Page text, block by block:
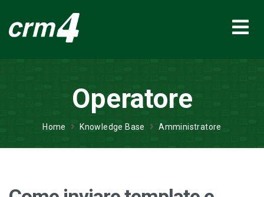
Operatore
Home Knowledge Base Amministratore